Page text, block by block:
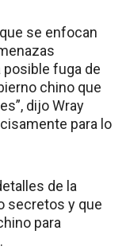
se enfocan
posible fuga de
chino que
dijo Wray
para lo
de la
secretos y que
para